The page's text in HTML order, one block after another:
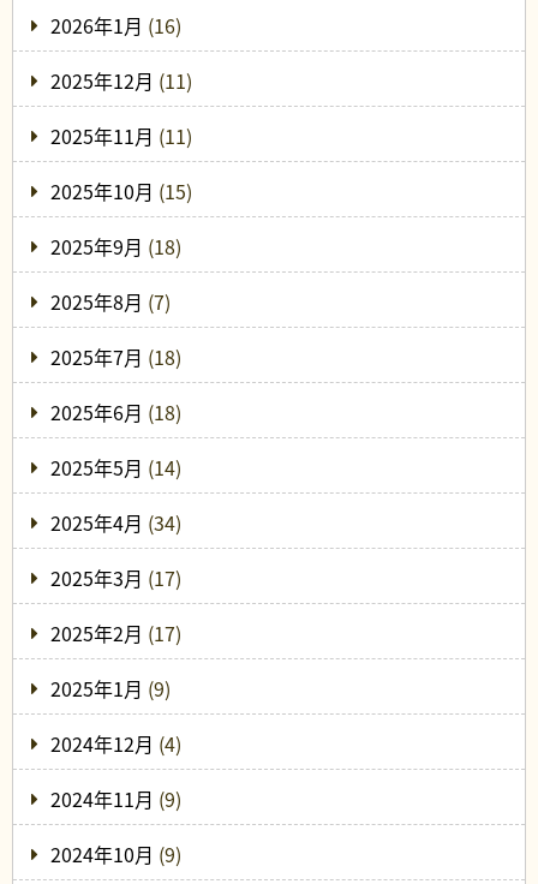
2026年1月 (16)
2025年12月 (11)
2025年11月 (11)
2025年10月 (15)
2025年9月 (18)
2025年8月 (7)
2025年7月 (18)
2025年6月 (18)
2025年5月 (14)
2025年4月 (34)
2025年3月 (17)
2025年2月 (17)
2025年1月 (9)
2024年12月 (4)
2024年11月 (9)
2024年10月 (9)